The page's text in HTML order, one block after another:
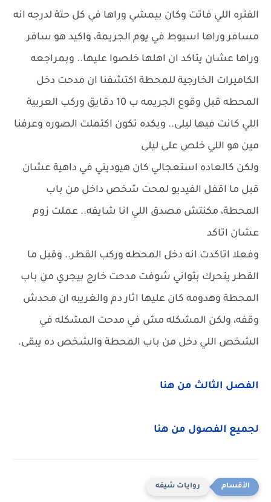
الفتره اللي فاتت وكان بيمشي وراها في كل حتة لدرجه انه
مسافر وراها اسيوط في يوم الجريمة، واكيد هو سافر
وراها عشان يتاكد ان اهلها خلصوا عليها.. وبمراجعه
الكاميرات الخارجية للمحطة اكتشفنا ان مدحت دخل
المحطه قبل وقوع الجريمه ب 10 دقايق وركب العربية
اللي كانت فيها ليلى.. وبكده تكون اكتملت الصوره وعرفنا
مين هو اللي خلص على ليلى
ولكن كالعاده استعجالي كان هيوديني في داهية عشان
قبل ما اقفل الفيديو لمحت شخص داخل من باب
المحطة، مكنتش مصدق اللي انا شايفه.. عملت زوم
عشان اتاكد
وفعلا اتاكدت انه دخل المحطه وركب القطر.. وقبل ما
القطر يتحرك بثواني شوفت مدحت خارج بيجري من باب
المحطة وهدومه كان عليها اثار دم والغريبه ان محدش
وقفه، ولكن المشكله مش في مدحت المشكله في
الشخص اللي دخل من باب المحطة والشخص ده يبقى.
الفصل الثالث من هنا
لجميع الفصول من هنا
روايات شيقه